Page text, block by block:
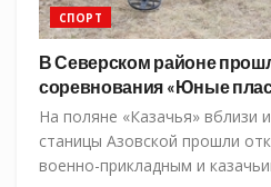
СПОРТ
В Северском районе
соревнования «Юные
На поляне «Казачья» вблизи
станицы Азовской прошли
военно-прикладным и